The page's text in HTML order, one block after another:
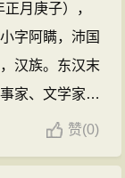
正月庚子），
字阿瞒，沛国
汉族。东汉末
家、文学家、
权的缔造者，
赞(0)